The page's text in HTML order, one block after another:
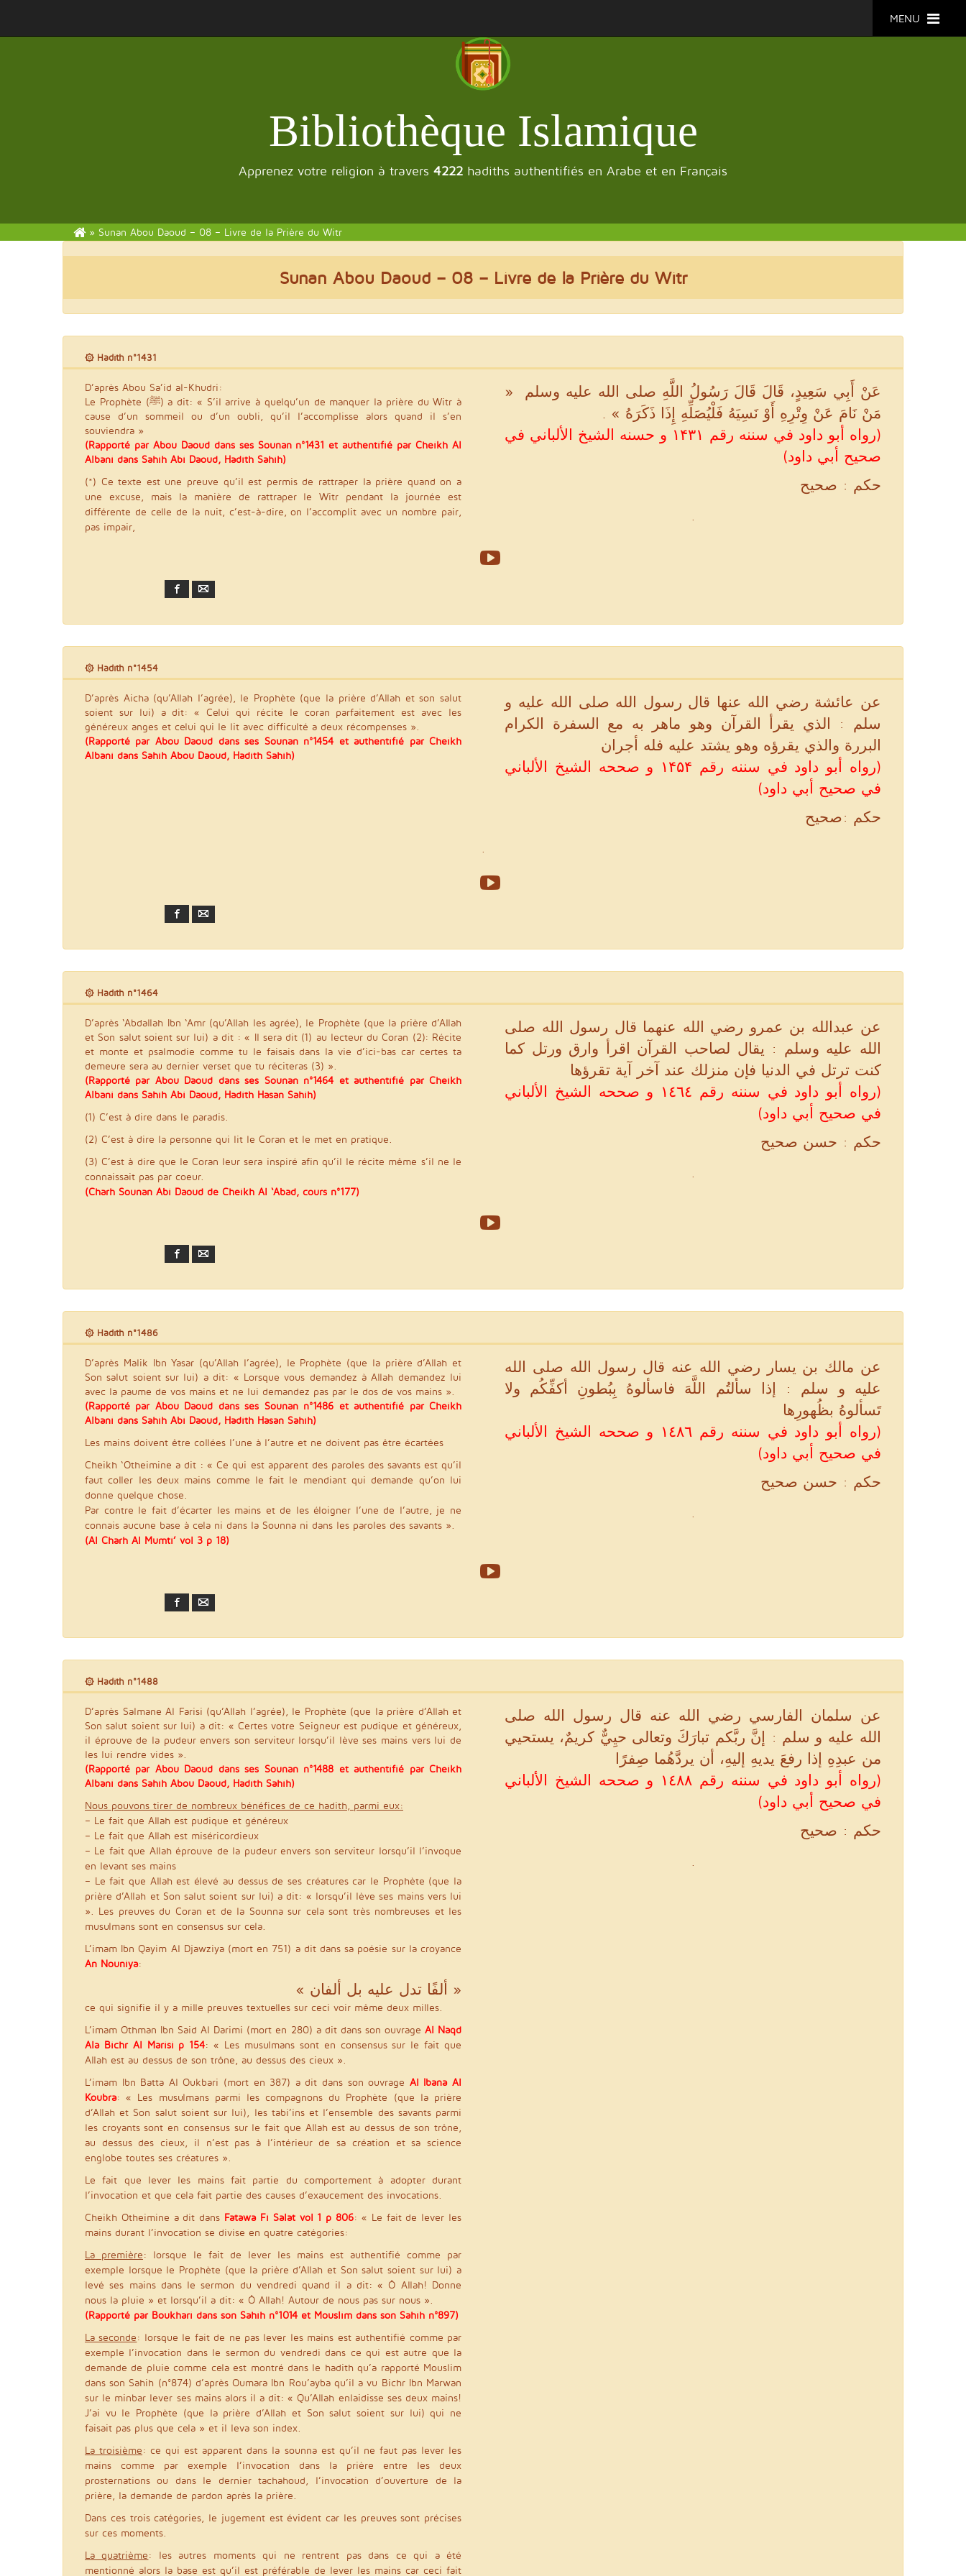
MENU
Bibliothèque Islamique
Apprenez votre religion à travers 4222 hadiths authentifiés en Arabe et en Français
» Sunan Abou Daoud – 08 – Livre de la Prière du Witr
Sunan Abou Daoud– 08 – Livre de la Prière du Witr
۞ Hadith n°1431
D’après Abou Sa’id al-Khudri:
Le Prophète (ﷺ) a dit: « S’il arrive à quelqu’un de manquer la prière du Witr à
cause d’un sommeil ou d’un oubli, qu’il l’accomplisse alors quand il s’en
souviendra »
(Rapporté par Abou Daoud dans ses Sounan n°1431 et authentifié par Cheikh Al
Albani dans Sahih Abi Daoud, Hadith Sahih)
(*) Ce texte est une preuve qu’il est permis de rattraper la prière quand on a
une excuse, mais la manière de rattraper le Witr pendant la journée est
différente de celle de la nuit, c’est-à-dire, on l’accomplit avec un nombre pair,
pas impair,
عَنْ أَبِي سَعِيدٍ، قَالَ قَالَ رَسُولُ اللَّهِ صلى الله عليه وسلم ‏ «‏
مَنْ نَامَ عَنْ وِتْرِهِ أَوْ نَسِيَهُ فَلْيُصَلِّهِ إِذَا ذَكَرَهُ ‏»‏ ‏.‏
(رواه أبو داود في سننه رقم ۱۴۳۱ و حسنه الشيخ الألباني في
صحيح أبي داود)
حكم : صحيح
Facebook
۞ Hadith n°1454
D’après Aicha (qu’Allah l’agrée), le Prophète (que la prière d’Allah et son salut
soient sur lui) a dit: « Celui qui récite le coran parfaitement est avec les
généreux anges et celui qui le lit avec difficulté a deux récompenses ».
(Rapporté par Abou Daoud dans ses Sounan n°1454 et authentifié par Cheikh
Albani dans Sahih Abou Daoud, Hadith Sahîh)
عن عائشة رضي الله عنها قال رسول الله صلى الله عليه و
سلم : الذي يقرأ القرآن وهو ماهر به مع السفرة الكرام
البررة والذي يقرؤه وهو يشتد عليه فله أجران
(رواه أبو داود في سننه رقم ۱۴۵۴ و صححه الشيخ الألباني
في صحيح أبي داود)
حكم :صحيح
Facebook
۞ Hadith n°1464
D’après ‘Abdallah Ibn ‘Amr (qu’Allah les agrée), le Prophète (que la prière d’Allah
et Son salut soient sur lui) a dit : « Il sera dit (1) au lecteur du Coran (2): Récite
et monte et psalmodie comme tu le faisais dans la vie d’ici-bas car certes ta
demeure sera au dernier verset que tu réciteras (3) ».
(Rapporté par Abou Daoud dans ses Sounan n°1464 et authentifié par Cheikh
Albani dans Sahîh Abi Daoud, Hadith Hasan Sahih)
(1) C’est à dire dans le paradis.
(2) C’est à dire la personne qui lit le Coran et le met en pratique.
(3) C’est à dire que le Coran leur sera inspiré afin qu’il le récite même s’il ne le
connaissait pas par coeur.
(Charh Sounan Abi Daoud de Cheikh Al ‘Abad, cours n°177)
عن عبدالله بن عمرو رضي الله عنهما قال رسول الله صلى
الله عليه وسلم : يقال لصاحب القرآن اقرأ وارق ورتل كما
كنت ترتل في الدنيا فإن منزلك عند آخر آية تقرؤها
(رواه أبو داود في سننه رقم ١٤٦٤ و صححه الشيخ الألباني
في صحيح أبي داود)
حكم : حسن صحيح
Facebook
۞ Hadith n°1486
D’après Malik Ibn Yasar (qu’Allah l’agrée), le Prophète (que la prière d’Allah et
Son salut soient sur lui) a dit: « Lorsque vous demandez à Allah demandez lui
avec la paume de vos mains et ne lui demandez pas par le dos de vos mains ».
(Rapporté par Abou Daoud dans ses Sounan n°1486 et authentifié par Cheikh
Albani dans Sahih Abi Daoud, Hadith Hasan Sahih)
Les mains doivent être collées l’une à l’autre et ne doivent pas être écartées
Cheikh ‘Otheimine a dit : « Ce qui est apparent des paroles des savants est qu’il
faut coller les deux mains comme le fait le mendiant qui demande qu’on lui
donne quelque chose.
Par contre le fait d’écarter les mains et de les éloigner l’une de l’autre, je ne
connais aucune base à cela ni dans la Sounna ni dans les paroles des savants ».
(Al Charh Al Mumti’ vol 3 p 18)
عن مالك بن يسار رضي الله عنه قال رسول الله صلى الله
عليه و سلم : إذا سألتُم اللَّهَ فاسألوهُ بِبُطونِ أكفِّكُم ولا
تَسألوهُ بظُهورِها
(رواه أبو داود في سننه رقم ١٤٨٦ و صححه الشيخ الألباني
في صحيح أبي داود)
حكم : حسن صحيح
Facebook
۞ Hadith n°1488
D’après Salmane Al Farisi (qu’Allah l’agrée), le Prophète (que la prière d’Allah et
Son salut soient sur lui) a dit: « Certes votre Seigneur est pudique et généreux,
il éprouve de la pudeur envers son serviteur lorsqu’il lève ses mains vers lui de
les lui rendre vides ».
(Rapporté par Abou Daoud dans ses Sounan n°1488 et authentifié par Cheikh
Albani dans Sahîh Abou Daoud, Hadith Sahih)
Nous pouvons tirer de nombreux bénéfices de ce hadith, parmi eux:
– Le fait que Allah est pudique et généreux
– Le fait que Allah est miséricordieux
– Le fait que Allah éprouve de la pudeur envers son serviteur lorsqu’il l’invoque
en levant ses mains
– Le fait que Allah est élevé au dessus de ses créatures car le Prophète (que la
prière d’Allah et Son salut soient sur lui) a dit: « lorsqu’il lève ses mains vers lui
». Les preuves du Coran et de la Sounna sur cela sont très nombreuses et les
musulmans sont en consensus sur cela.
L’imam Ibn Qayim Al Djawziya (mort en 751) a dit dans sa poésie sur la croyance
An Nouniya:
« ألفًا تدل عليه بل ألفان »
ce qui signifie il y a mille preuves textuelles sur ceci voir même deux milles.
L’imam Othman Ibn Said Al Darimi (mort en 280) a dit dans son ouvrage Al Naqd
Ala Bichr Al Marisi p 154: « Les musulmans sont en consensus sur le fait que
Allah est au dessus de son trône, au dessus des cieux ».
L’imam Ibn Batta Al Oukbari (mort en 387) a dit dans son ouvrage Al Ibana Al
Koubra: « Les musulmans parmi les compagnons du Prophète (que la prière
d’Allah et Son salut soient sur lui), les tabi’ins et l’ensemble des savants parmi
les croyants sont en consensus sur le fait que Allah est au dessus de son trône,
au dessus des cieux, il n’est pas à l’intérieur de sa création et sa science
englobe toutes ses créatures ».
Le fait que lever les mains fait partie du comportement à adopter durant
l’invocation et que cela fait partie des causes d’exaucement des invocations.
Cheikh Otheimine a dit dans Fatawa Fi Salat vol 1 p 806: « Le fait de lever les
mains durant l’invocation se divise en quatre catégories:
La première: lorsque le fait de lever les mains est authentifié comme par
exemple lorsque le Prophète (que la prière d’Allah et Son salut soient sur lui) a
levé ses mains dans le sermon du vendredi quand il a dit: « Ô Allah! Donne
nous la pluie » et lorsqu’il a dit: « Ô Allah! Autour de nous pas sur nous ».
(Rapporté par Boukhari dans son Sahih n°1014 et Mouslim dans son Sahih n°897)
La seconde: lorsque le fait de ne pas lever les mains est authentifié comme par
exemple l’invocation dans le sermon du vendredi dans ce qui est autre que la
demande de pluie comme cela est montré dans le hadith qu’a rapporté Mouslim
dans son Sahih (n°874) d’après Oumara Ibn Rou’ayba qu’il a vu Bichr Ibn Marwan
sur le minbar lever ses mains alors il a dit: « Qu’Allah enlaidisse ses deux mains!
J’ai vu le Prophète (que la prière d’Allah et Son salut soient sur lui) qui ne
faisait pas plus que cela » et il leva son index.
La troisième: ce qui est apparent dans la sounna est qu’il ne faut pas lever les
mains comme par exemple l’invocation dans la prière entre les deux
prosternations ou dans le dernier tachahoud, l’invocation d’ouverture de la
prière, la demande de pardon après la prière.
Dans ces trois catégories, le jugement est évident car les preuves sont précises
sur ces moments.
La quatrième: les autres moments qui ne rentrent pas dans ce qui a été
mentionné alors la base est qu’il est préférable de lever les mains car ceci fait
عن سلمان الفارسي رضي الله عنه قال رسول الله صلى
الله عليه و سلم : إنَّ ربَّكم تبارَكَ وتعالى حيِيٌّ كريمٌ، يستحيي
من عبدِهِ إذا رفعَ يديهِ إليهِ، أن يردَّهُما صِفرًا
(رواه أبو داود في سننه رقم ١٤٨٨ و صححه الشيخ الألباني
في صحيح أبي داود)
حكم : صحيح